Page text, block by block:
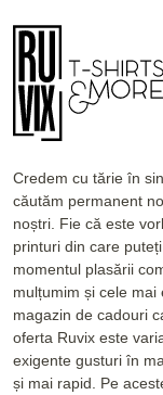
Credem cu tărie în
căutăm permanent
noștri. Fie că este
printuri din care
momentul plasării
mulțumim și cele
magazin de cadouri
oferta Ruvix este
exigente gusturi în
și mai rapid. Pe